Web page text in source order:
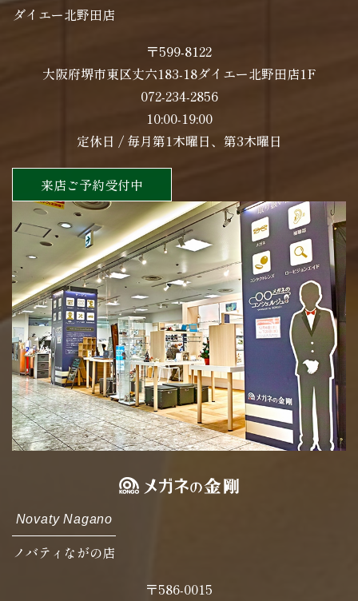
ダイエー北野田店
〒599-8122
大阪府堺市東区丈六183-18ダイエー北野田店1F
072-234-2856
10:00-19:00
定休日 / 毎月第1木曜日、第3木曜日
来店ご予約受付中
Novaty Nagano
ノバティながの店
〒586-0015